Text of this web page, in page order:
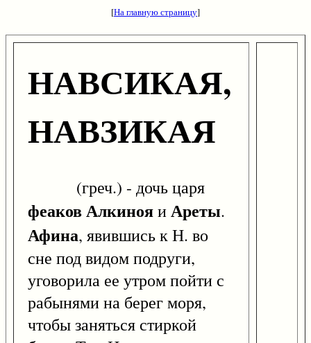
[На главную страницу]
НАВСИКАЯ,
НАВЗИКАЯ
(греч.) - дочь царя
феаковАлкинояиАреты.
Афина, явившись к Н. во
сне под видом подруги,
уговорила ее утром пойти с
рабынями на берег моря,
чтобы заняться стиркой